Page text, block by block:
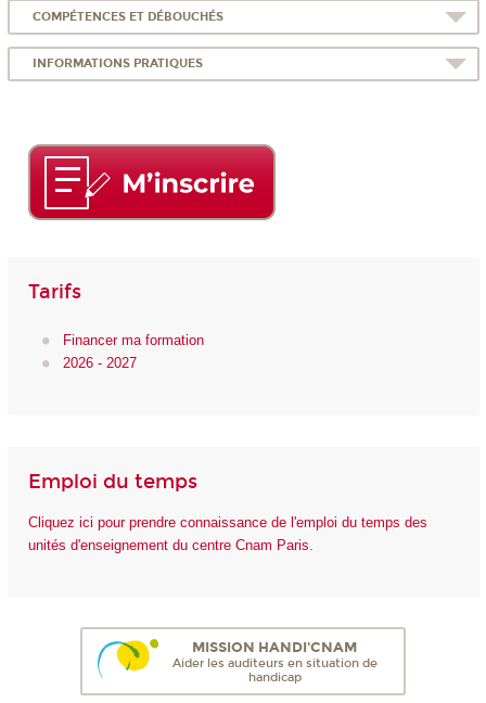
COMPÉTENCES ET DÉBOUCHÉS
INFORMATIONS PRATIQUES
Tarifs
Financer ma formation
2026 - 2027
Emploi du temps
Cliquez ici pour prendre connaissance de l'emploi du temps des
unités d'enseignement du centre Cnam Paris.
MISSION HANDI'CNAM
Aider les auditeurs en situation de
handicap